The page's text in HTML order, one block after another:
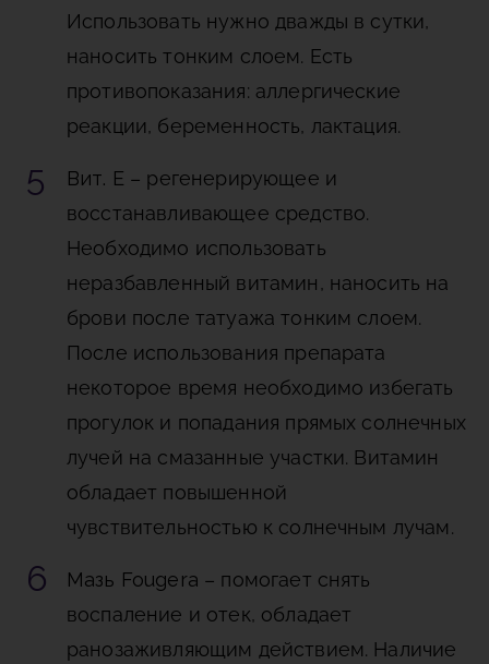
Использовать нужно дважды в сутки,
наносить тонким слоем. Есть
противопоказания: аллергические
реакции, беременность, лактация.
Вит. Е – регенерирующее и
восстанавливающее средство.
Необходимо использовать
неразбавленный витамин, наносить на
брови после татуажа тонким слоем.
После использования препарата
некоторое время необходимо избегать
прогулок и попадания прямых солнечных
лучей на смазанные участки. Витамин
обладает повышенной
чувствительностью к солнечным лучам.
Мазь Fougera – помогает снять
воспаление и отек, обладает
ранозаживляющим действием. Наличие